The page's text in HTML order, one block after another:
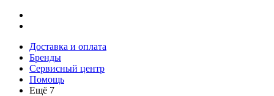
Доставка и оплата
Бренды
Сервисный центр
Помощь
Ещё 7